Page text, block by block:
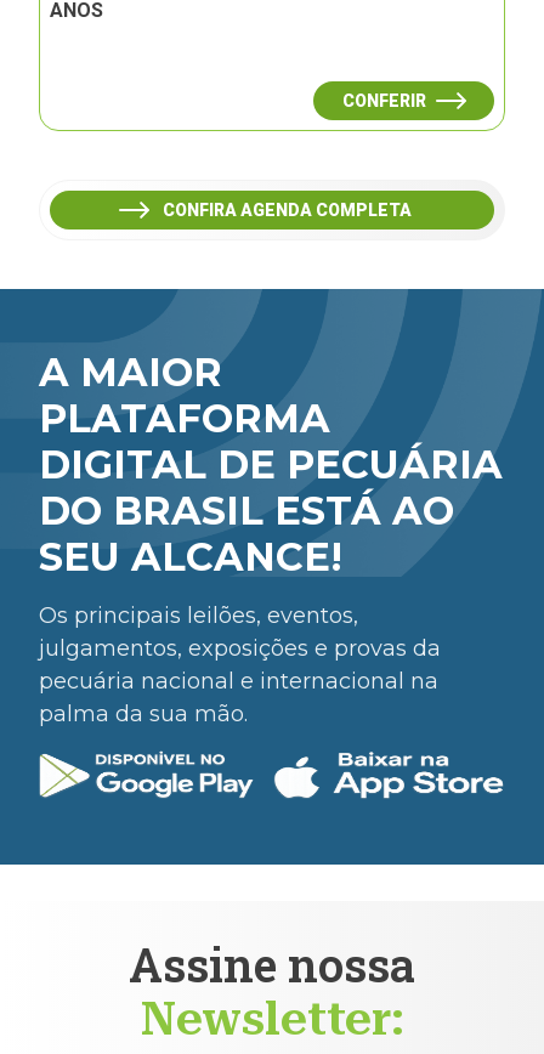
ANOS
CONFERIR
CONFIRA AGENDA COMPLETA
A MAIOR
PLATAFORMA
DIGITAL DE PECUÁRIA
DO BRASIL ESTÁ AO
SEU ALCANCE!
Os principais leilões, eventos,
julgamentos, exposições e provas da
pecuária nacional e internacional na
palma da sua mão.
Assine nossa
Newsletter: